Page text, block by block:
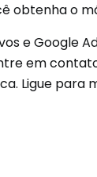
obtenha o
e Google
em
Ligue para